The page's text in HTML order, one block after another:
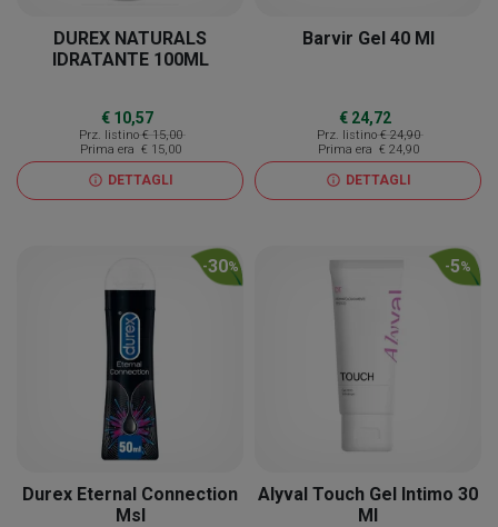
DUREX NATURALS
IDRATANTE 100ML
€ 10,57
Prz. listino € 15,00
Prima era € 15,00
info DETTAGLI
Barvir Gel 40 Ml
€ 24,72
Prz. listino € 24,90
Prima era € 24,90
info DETTAGLI
-30%
Durex Eternal Connection
Msl
-5%
Alyval Touch Gel Intimo 30
Ml